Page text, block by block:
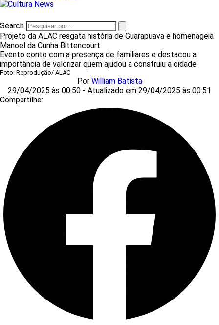
Search
Projeto da ALAC resgata história de Guarapuava e homenageia
Manoel da Cunha Bittencourt
Evento conto com a presença de familiares e destacou a
importância de valorizar quem ajudou a construiu a cidade.
Foto: Reprodução/ ALAC
Por William Batista
29/04/2025 às 00:50 - Atualizado em 29/04/2025 às 00:51
Compartilhe: